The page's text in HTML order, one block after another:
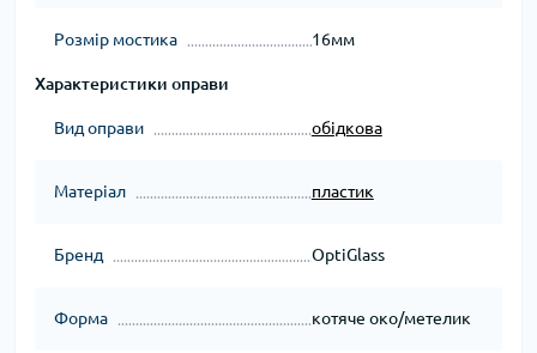
Розмір мостика 16мм
Характеристики оправи
Вид оправи обідкова
Матеріал пластик
Бренд OptiGlass
Форма котяче око/метелик